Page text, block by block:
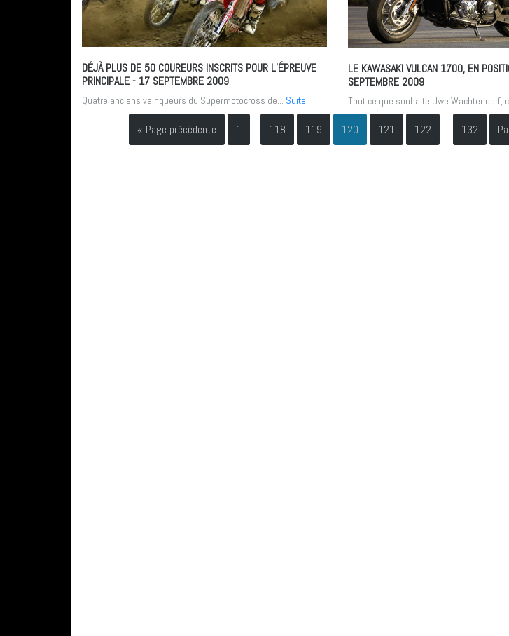
DÉJÀ PLUS DE 50 COUREURS INSCRITS POUR L’ÉPREUVE
PRINCIPALE- 17 SEPTEMBRE 2009
Quatre anciens vainqueurs du Supermotocross de... Suite
LE KAWASAKI VULCAN 1700, EN
SEPTEMBRE 2009
Tout ce que souhaite Uwe Wachtendorf,
« Page précédente 1 … 118 119 120 121 122 … 132